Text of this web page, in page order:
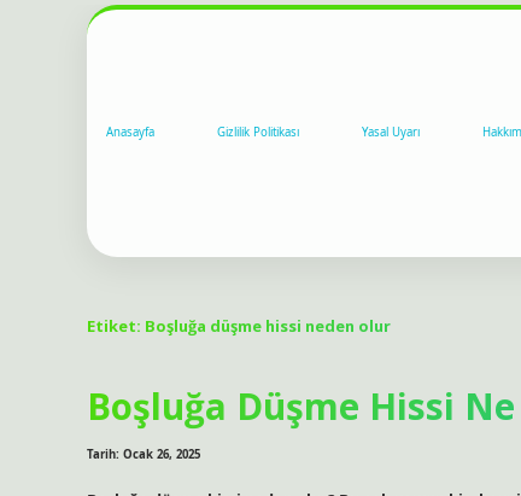
Anasayfa Gizlilik Politikası Yasal Uyarı
Etiket: Boşluğa düşme hissi neden olur
Boşluğa Düşme Hissi
Tarih: Ocak 26, 2025